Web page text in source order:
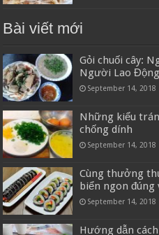
Bài viết mới
Gỏi chuối cây:
Người Lao Động
September 14, 2018
Những kiểu
chống dính
September 14, 2018
Cùng thưởng
biển ngon đúng
September 14, 2018
Hướng dẫn